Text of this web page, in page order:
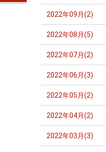
2022年09月(2)
2022年08月(5)
2022年07月(2)
2022年06月(3)
2022年05月(2)
2022年04月(2)
2022年03月(3)